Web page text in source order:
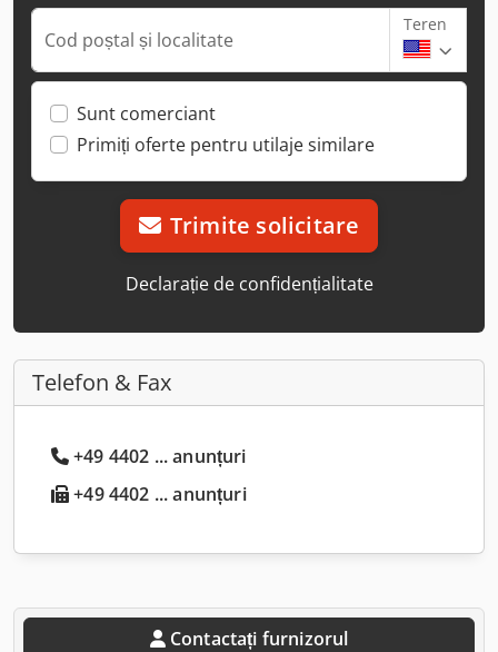
Cod poștal și localitate
Teren
Sunt comerciant
Primiți oferte pentru utilaje similare
Trimite solicitare
Declarație de confidențialitate
Telefon & Fax
+49 4402 ... anunțuri
+49 4402 ... anunțuri
Contactați furnizorul